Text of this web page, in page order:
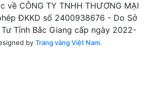
về CÔNG TY TNHH THƯƠNG MẠI
ĐKKD số 2400938676 - Do Sở
Tỉnh Bắc Giang cấp ngày 2022-
by Trang vàng Việt Nam.